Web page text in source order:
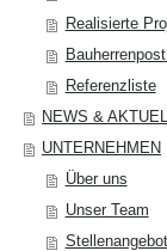
Realisierte
Referenzliste
NEWS &
UNTERNEHMEN
Über uns
Unser Team